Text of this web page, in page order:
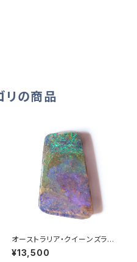
リの商品
オーストラリア・クイーンズラン
ド産ボルダーオパール 1.60ct
¥13,500